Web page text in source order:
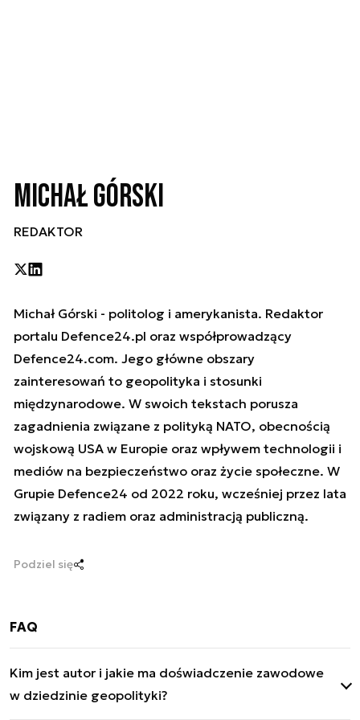
Michał Górski
REDAKTOR
Michał Górski - politolog i amerykanista. Redaktor
portalu Defence24.pl oraz współprowadzący
Defence24.com. Jego główne obszary
zainteresowań to geopolityka i stosunki
międzynarodowe. W swoich tekstach porusza
zagadnienia związane z polityką NATO, obecnością
wojskową USA w Europie oraz wpływem technologii i
mediów na bezpieczeństwo oraz życie społeczne. W
Grupie Defence24 od 2022 roku, wcześniej przez lata
związany z radiem oraz administracją publiczną.
Podziel się
FAQ
Kim jest autor i jakie ma doświadczenie zawodowe
w dziedzinie geopolityki?